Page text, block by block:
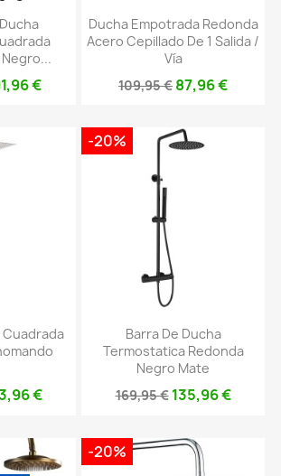
€
Ducha Empotrada Redonda
Acero Cepillado De 1 Salida /
Vía
109,95 € 87,96 €
Cuadrada
€
Barra De Ducha
Termostatica Redonda
Negro Mate
169,95 € 135,96 €
-20%
-20%